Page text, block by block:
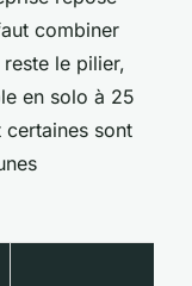
combiner
le pilier,
en solo à 25
certaines sont